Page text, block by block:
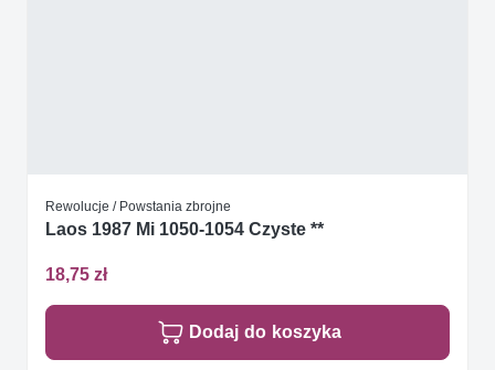
Rewolucje / Powstania zbrojne
Laos 1987 Mi 1050-1054 Czyste **
18,75 zł
Dodaj do koszyka